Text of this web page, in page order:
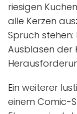
riesigen
alle Kerzen
Spruch
Ausblasen der
Ein weiterer
einem Comic-